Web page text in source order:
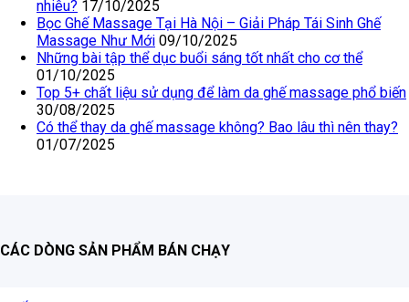
nhiêu? 17/10/2025
Bọc Ghế Massage Tại Hà Nội – Giải Pháp Tái Sinh Ghế
Massage Như Mới 09/10/2025
Những bài tập thể dục buổi sáng tốt nhất cho cơ thể
01/10/2025
Top 5+ chất liệu sử dụng để làm da ghế massage phổ biến
30/08/2025
Có thể thay da ghế massage không? Bao lâu thì nên thay?
01/07/2025
CÁC DÒNG SẢN PHẨM BÁN CHẠY